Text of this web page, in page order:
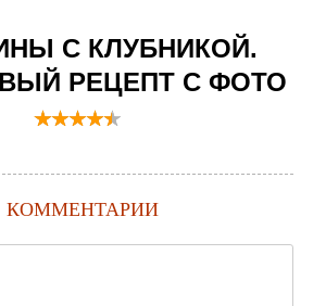
С КЛУБНИКОЙ.
РЕЦЕПТ С ФОТО
КОММЕНТАРИИ